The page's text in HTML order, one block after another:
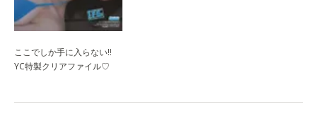
ここでしか手に入らない!!
YC特製クリアファイル♡